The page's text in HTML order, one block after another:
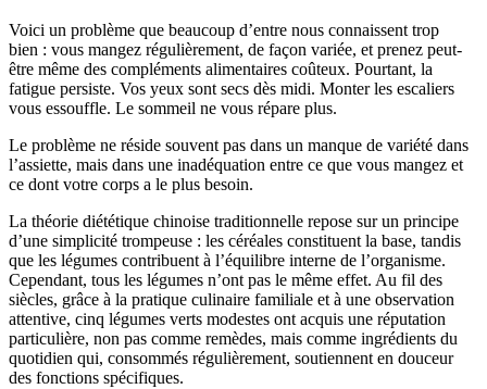
Voici un problème que beaucoup d’entre nous connaissent trop
bien : vous mangez régulièrement, de façon variée, et prenez peut-
être même des compléments alimentaires coûteux. Pourtant, la
fatigue persiste. Vos yeux sont secs dès midi. Monter les escaliers
vous essouffle. Le sommeil ne vous répare plus.
Le problème ne réside souvent pas dans un manque de variété dans
l’assiette, mais dans une inadéquation entre ce que vous mangez et
ce dont votre corps a le plus besoin.
La théorie diététique chinoise traditionnelle repose sur un principe
d’une simplicité trompeuse : les céréales constituent la base, tandis
que les légumes contribuent à l’équilibre interne de l’organisme.
Cependant, tous les légumes n’ont pas le même effet. Au fil des
siècles, grâce à la pratique culinaire familiale et à une observation
attentive, cinq légumes verts modestes ont acquis une réputation
particulière, non pas comme remèdes, mais comme ingrédients du
quotidien qui, consommés régulièrement, soutiennent en douceur
des fonctions spécifiques.